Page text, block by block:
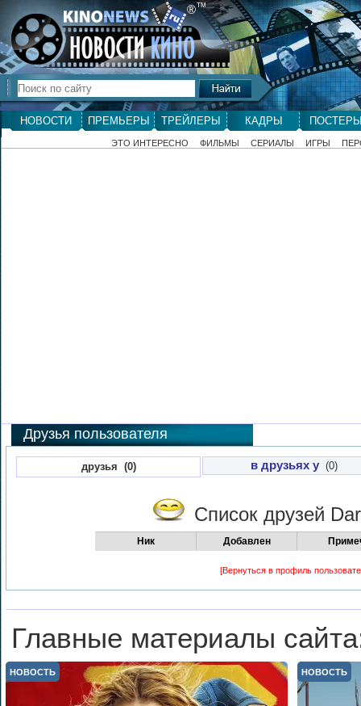
®ТМ
НОВОСТИ ПРЕМЬЕРЫ ТРЕЙЛЕРЫ КАДРЫ
ЭТО ИНТЕРЕСНО ФИЛЬМЫ СЕРИАЛЫ ИГРЫ
Друзья пользователя
друзья (0) в друзьях у (0)
Список друзей
Ник Добавлен
[Вернуться в профиль
Главные материалы
НОВОСТЬ НОВОСТЬ